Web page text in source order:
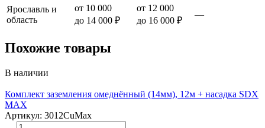
Ярославль и
область
от 10 000
до 14 000 ₽
от 12 000
до 16 000 ₽
—
Похожие товары
В наличии
Комплект заземления омеднённый (14мм), 12м + насадка SDX
MAX
Артикул: 3012CuMax